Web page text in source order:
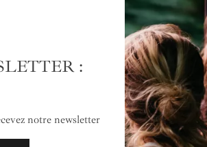
:
notre newsletter